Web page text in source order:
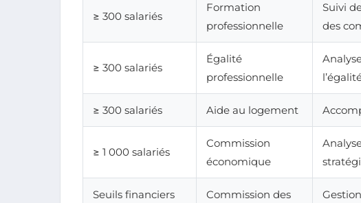
≥ 300 salariés
Formation
professionnelle
Suivi
des
≥ 300 salariés
Égalité
professionnelle
≥ 300 salariés Aide au logement
≥ 1 000 salariés
Commission
économique
Seuils financiers
Commission des